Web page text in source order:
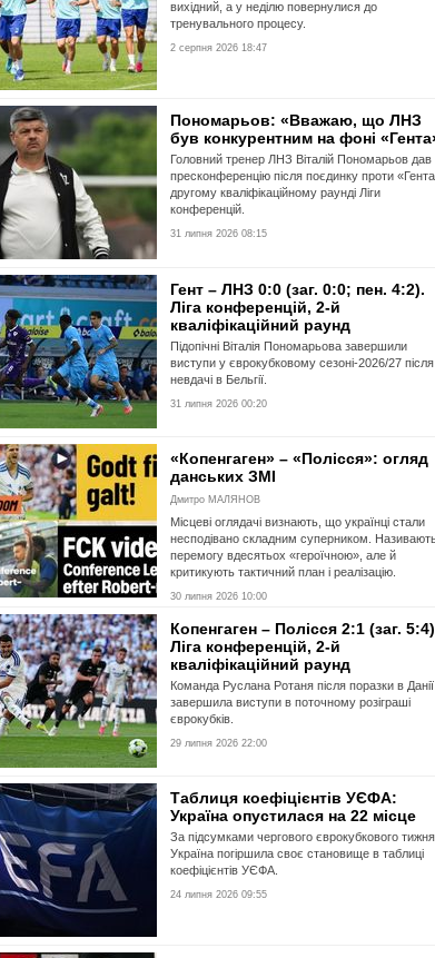
вихідний, а у неділю повернулися до
тренувального процесу.
2 серпня 2026 18:47
Пономарьов: «Вважаю, що ЛНЗ
був конкурентним на фоні
Головний тренер ЛНЗ Віталій Пономарьов дав
пресконференцію після поєдинку проти
другому кваліфікаційному раунді Ліги
конференцій.
31 липня 2026 08:15
Гент – ЛНЗ 0:0 (заг. 0:0; пен. 4:2).
Ліга конференцій, 2-й
кваліфікаційний раунд
Підопічні Віталія Пономарьова завершили
виступи у єврокубковому сезоні-2026/27 після
невдачі в Бельгії.
31 липня 2026 00:20
«Копенгаген» – «Полісся»: огляд
данських ЗМІ
Дмитро МАЛЯНОВ
Місцеві оглядачі визнають, що українці стали
несподівано складним суперником.
перемогу вдесятьох «героїчною», але й
критикують тактичний план і реалізацію.
30 липня 2026 10:00
Копенгаген – Полісся 2:1 (заг.
Ліга конференцій, 2-й
кваліфікаційний раунд
Команда Руслана Ротаня після поразки в Данії
завершила виступи в поточному розіграші
єврокубків.
29 липня 2026 22:00
Таблиця коефіцієнтів УЄФА:
Україна опустилася на 22 місце
За підсумками чергового єврокубкового тижня
Україна погіршила своє становище в таблиці
коефіцієнтів УЄФА.
24 липня 2026 09:55